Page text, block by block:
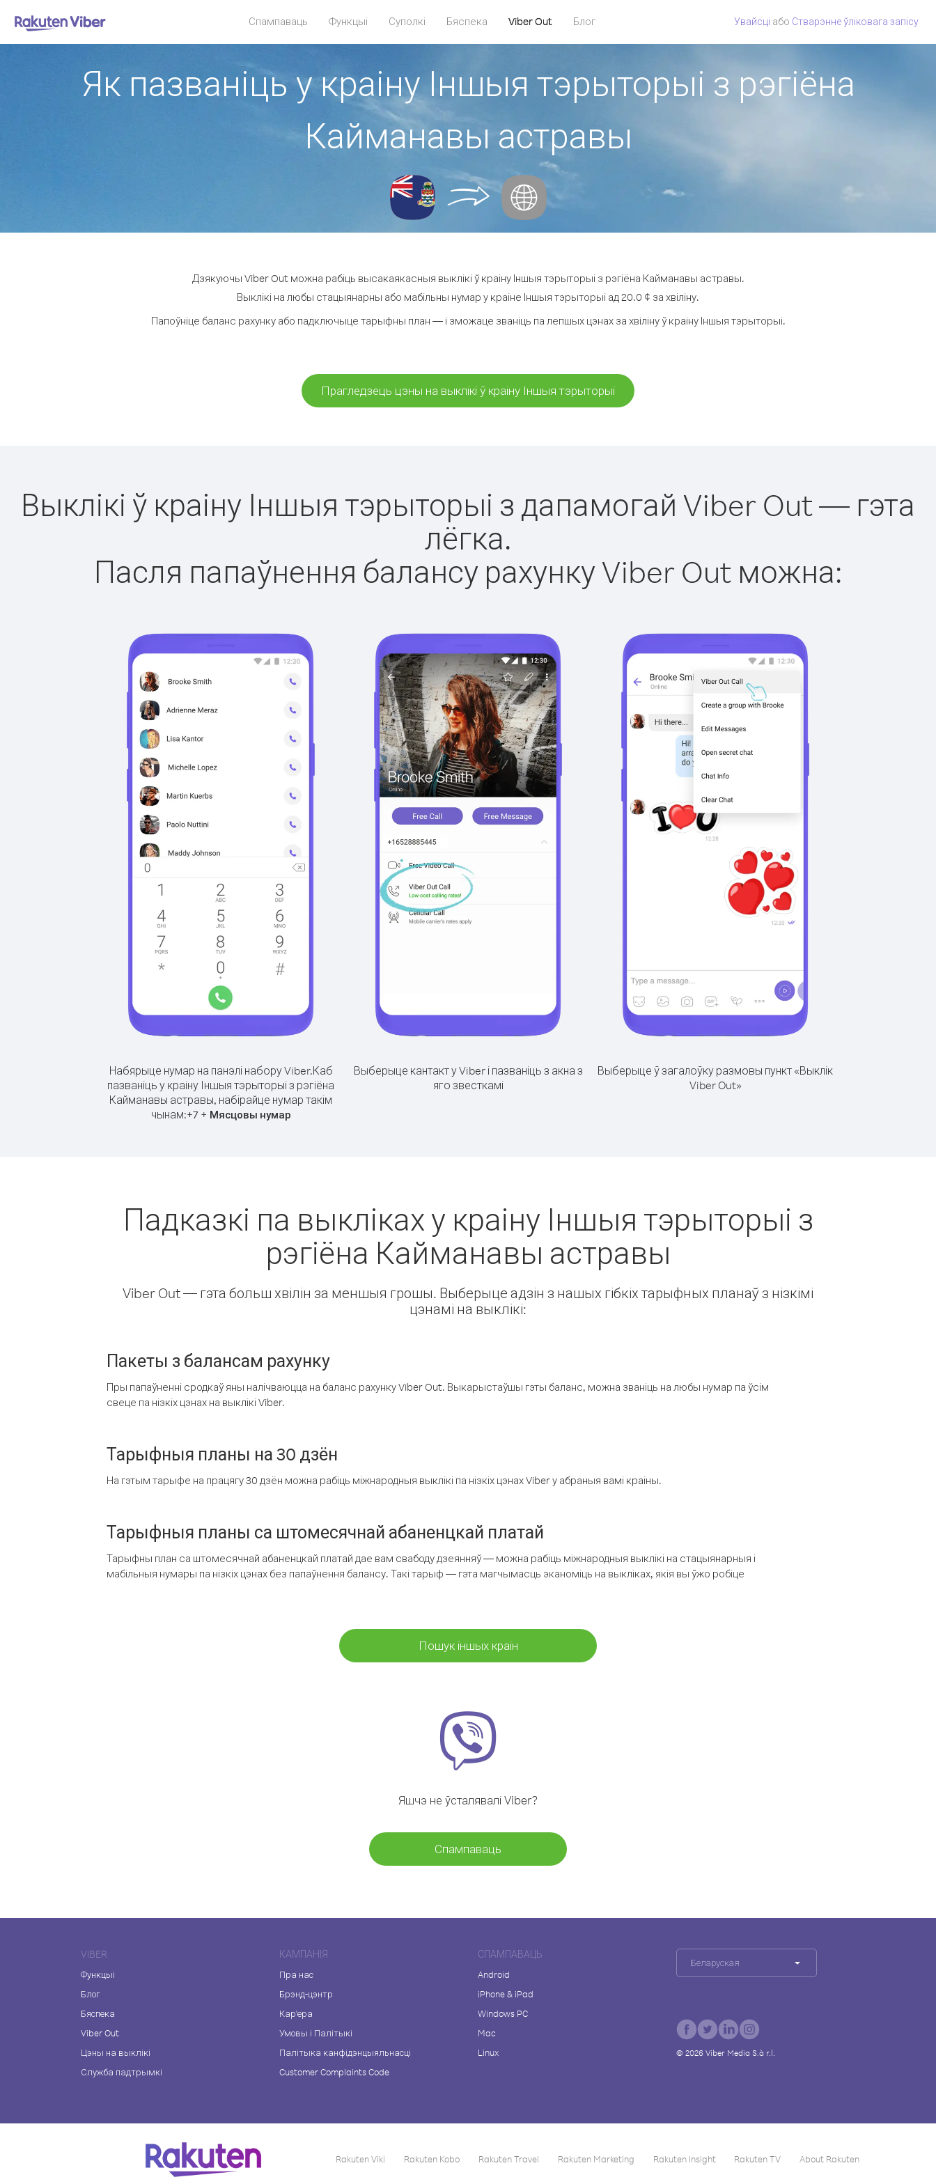
Спампаваць Функцыі Суполкі Бяспека Viber Out Блог Увайсці або Стварэнне ўліковага запісу
Як пазваніць у краіну Іншыя тэрыторыі з рэгіёна
Кайманавы астравы
Дзякуючы Viber Out можна рабіць высакаякасныя выклікі ў краіну Іншыя тэрыторыі з рэгіёна Кайманавы астравы.
Выклікі на любы стацыянарны або мабільны нумар у краіне Іншыя тэрыторыі ад 20.0 ¢ за хвіліну.
Папоўніце баланс рахунку або падключыце тарыфны план — і зможаце званіць па лепшых цэнах за хвіліну ў краіну Іншыя тэрыторыі.
Прагледзець цэны на выклікі ў краіну Іншыя тэрыторыі
Выклікі ў краіну Іншыя тэрыторыі з дапамогай Viber Out — гэта
лёгка.
Пасля папаўнення балансу рахунку Viber Out можна:
Набярыце нумар на панэлі набору Viber.Каб
пазваніць у краіну Іншыя тэрыторыі з рэгіёна
Кайманавы астравы, набірайце нумар такім
чынам:+7+ Мясцовы нумар
Выберыце кантакт у Viber і пазваніць з акна з
яго звесткамі
Выберыце ў загалоўку размовы пункт «Выклік
Viber Out»
Падказкі па выкліках у краіну Іншыя тэрыторыі з
рэгіёна Кайманавы астравы
Viber Out — гэта больш хвілін за меншыя грошы. Выберыце адзін з нашых гібкіх тарыфных планаў з нізкімі
цэнамі на выклікі:
Пакеты з балансам рахунку
Пры папаўненні сродкаў яны налічваюцца на баланс рахунку Viber Out. Выкарыстаўшы гэты баланс, можна званіць на любы нумар па ўсім
свеце па нізкіх цэнах на выклікі Viber.
Тарыфныя планы на 30 дзён
На гэтым тарыфе на працягу 30 дзён можна рабіць міжнародныя выклікі па нізкіх цэнах Viber у абраныя вамі краіны.
Тарыфныя планы са штомесячнай абаненцкай платай
Тарыфны план са штомесячнай абаненцкай платай дае вам свабоду дзеянняў — можна рабіць міжнародныя выклікі на стацыянарныя і
мабільныя нумары па нізкіх цэнах без папаўнення балансу. Такі тарыф — гэта магчымасць эканоміць на выкліках, якія вы ўжо робіце
Пошук іншых краін
Яшчэ не ўсталявалі Viber?
Спампаваць
VIBER
Функцыі
Блог
Бяспека
Viber Out
Цэны на выклікі
Служба падтрымкі
КАМПАНІЯ
Пра нас
Брэнд-цэнтр
Кар'ера
Умовы і Палітыкі
Палітыка канфідэнцыяльнасці
Customer Complaints Code
СПАМПАВАЦЬ
Android
iPhone & iPad
Windows PC
Mac
Linux
Беларуская
© 2026 Viber Media S.à r.l.
Rakuten Viki Rakuten Kobo Rakuten Travel Rakuten Marketing Rakuten Insight Rakuten TV About Rakuten